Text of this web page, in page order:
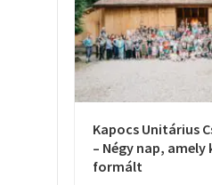
Kapocs Unitárius
– Négy nap, amely
formált